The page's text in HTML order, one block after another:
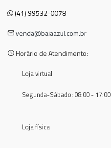
(41) 99532-0078
venda@baiaazul.com.br
Horário de Atendimento:
Loja virtual
Segunda-Sábado: 08:00 - 17:00
Loja física